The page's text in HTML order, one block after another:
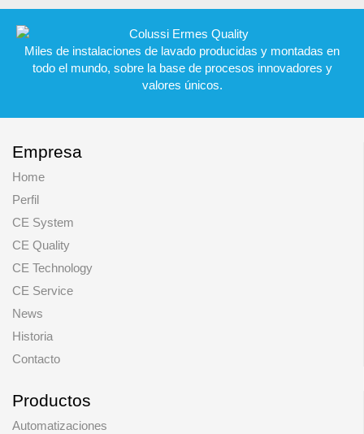
Miles de instalaciones de lavado producidas y montadas en
todo el mundo, sobre la base de procesos innovadores y
valores únicos.
Empresa
Home
Perfil
CE System
CE Quality
CE Technology
CE Service
News
Historia
Contacto
Productos
Automatizaciones